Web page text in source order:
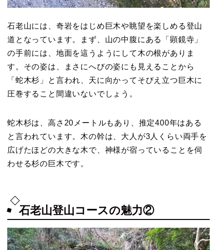
石老山には、奇岩をはじめ巨木や眺望を楽しめる登山
道となっています。まず、山の中腹にある「顕鏡寺」
の手前には、地面を這うようにして木の根がありま
す。その姿は、まさにへびの姿にも見えることから
「蛇木杉」と言われ、天に向かってそびえ立つ巨木に
圧巻すること間違いないでしょう。
蛇木杉は、高さ20メートルもあり、推定400年はある
と言われています。木の幹は、大人が3人くらい両手を
広げたほどの大きな木で、神様が宿っていることを伺
わせる杉の巨木です。
石老山登山コースの魅力②